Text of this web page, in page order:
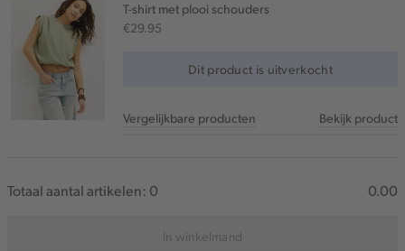
T-shirt met plooi schouders
€29.95
Dit product is uitverkocht
Vergelijkbare producten Bekijk product
Totaal aantal artikelen: 0 0.00
In winkelmand